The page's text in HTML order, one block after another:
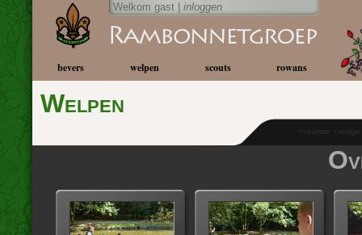
Welkom gast | inloggen
bevers welpen scouts rowans
Welpen
<<eerste <vorige